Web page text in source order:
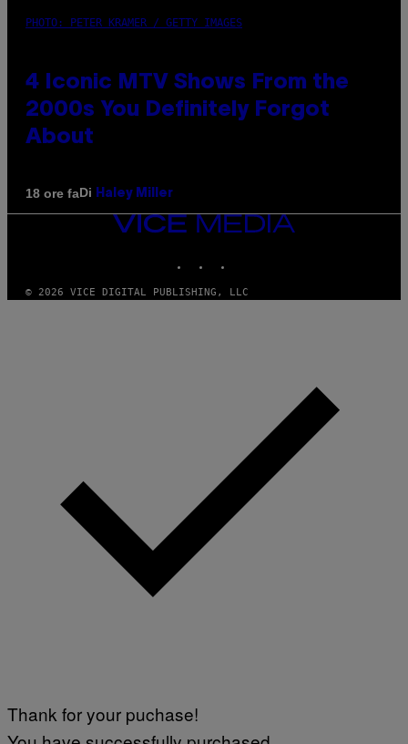
PHOTO: PETER KRAMER / GETTY IMAGES
4 Iconic MTV Shows From the
2000s You Definitely Forgot
About
18 ore faDi Haley Miller
VICE
© 2026 VICE DIGITAL PUBLISHING, LLC
Thank for your puchase!